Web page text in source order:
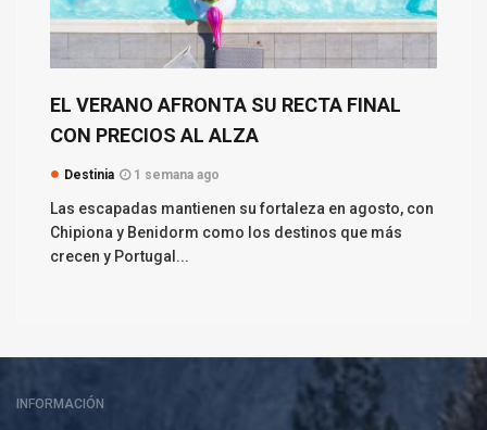
EL VERANO AFRONTA SU RECTA FINAL
CON PRECIOS AL ALZA
Destinia 1 semana ago
Las escapadas mantienen su fortaleza en agosto, con
Chipiona y Benidorm como los destinos que más
crecen y Portugal...
INFORMACIÓN